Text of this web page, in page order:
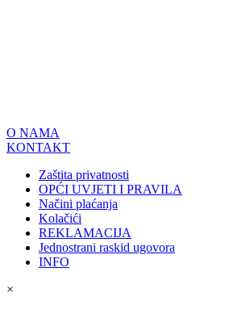
O NAMA
KONTAKT
Zaštita privatnosti
OPĆI UVJETI I PRAVILA
Načini plaćanja
Kolačići
REKLAMACIJA
Jednostrani raskid ugovora
INFO
×